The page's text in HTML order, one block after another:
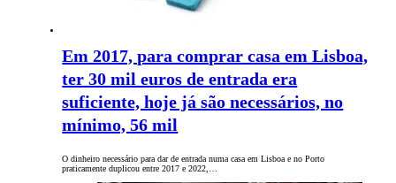
Em 2017, para comprar casa em Lisboa,
ter 30 mil euros de entrada era
suficiente, hoje já são necessários, no
mínimo, 56 mil
O dinheiro necessário para dar de entrada numa casa em Lisboa e no Porto
praticamente duplicou entre 2017 e 2022,…